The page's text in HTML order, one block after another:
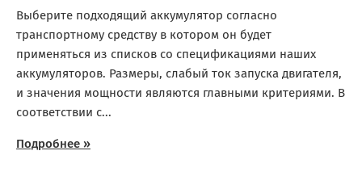
Выберите подходящий аккумулятор согласно
транспортному средству в котором он будет
применяться из списков со спецификациями наших
аккумуляторов. Размеры, слабый ток запуска двигателя,
и значения мощности являются главными критериями. В
соответствии с...
Подробнее »